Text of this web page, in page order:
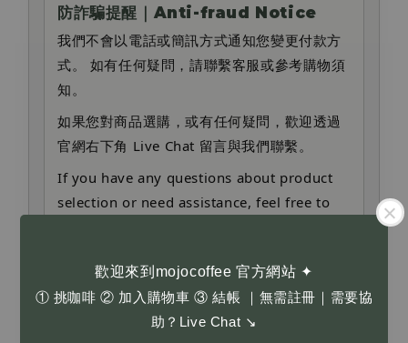
歡迎來到mojocoffee 官方網站 ✦
① 挑咖啡 ② 加入購物車 ③ 結帳 ｜無需註冊｜需要協
助？Live Chat ↘
防詐騙提醒｜Anti-fraud Notice
我們不會以電話或簡訊方式通知您變更付款方
式。 如有任何疑問，請聯繫客服或參考購物須
知。
如果您對商品選購，或有任何疑問，歡迎透過
官網右下角 Live Chat 留言與我們聯繫。
If you have any questions about product
selection or need assistance, feel free to
We will never contact you by phone or
SMS to request payment changes. Please
contact customer service or refer to our